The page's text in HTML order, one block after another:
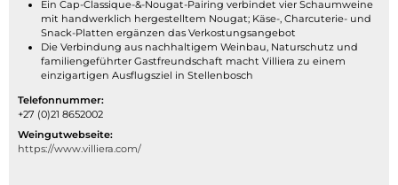
Ein Cap-Classique-&-Nougat-Pairing verbindet vier Schaumweine
mit handwerklich hergestelltem Nougat; Käse-, Charcuterie- und
Snack-Platten ergänzen das Verkostungsangebot
Die Verbindung aus nachhaltigem Weinbau, Naturschutz und
familiengeführter Gastfreundschaft macht Villiera zu einem
einzigartigen Ausflugsziel in Stellenbosch
Telefonnummer:
+27 (0)21 8652002
Weingutwebseite:
https://www.villiera.com/